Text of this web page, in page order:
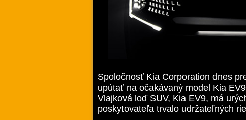
Spoločnosť Kia Corporation dnes
upútať na očakávaný model Kia
Vlajková loď SUV, Kia EV9, má
poskytovateľa trvalo udržateľných